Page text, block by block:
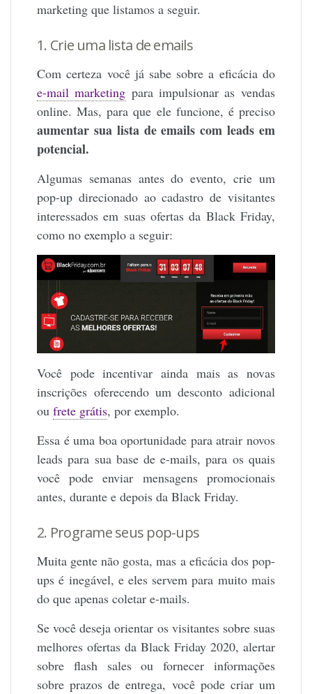
marketing que listamos a seguir.
1. Crie uma lista de emails
Com certeza você já sabe sobre a eficácia do
e-mail marketing para impulsionar as vendas
online. Mas, para que ele funcione, é preciso
aumentar sua lista de emails com leads em
potencial.
Algumas semanas antes do evento, crie um
pop-up direcionado ao cadastro de visitantes
interessados ​​em suas ofertas da Black Friday,
como no exemplo a seguir:
Você pode incentivar ainda mais as novas
inscrições oferecendo um desconto adicional
oufrete grátis, por exemplo.
Essa é uma boa oportunidade para atrair novos
leads para sua base de e-mails, para os quais
você pode enviar mensagens promocionais
antes, durante e depois da Black Friday.
2. Programe seus pop-ups
Muita gente não gosta, mas a eficácia dos pop-
ups é inegável, e eles servem para muito mais
do que apenas coletar e-mails.
Se você deseja orientar os visitantes sobre suas
melhores ofertas da Black Friday 2020, alertar
sobre flash sales ou fornecer informações
sobre prazos de entrega, você pode criar um